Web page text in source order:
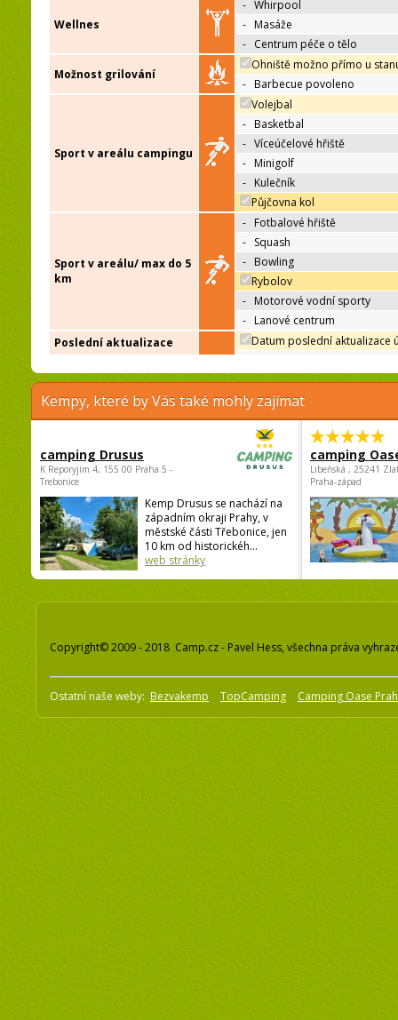
Wellnes
- Whirpool
- Masáže
- Centrum péče o tělo
Možnost grilování
Ohniště možno přímo u
- Barbecue povoleno
Sport v areálu campingu
Volejbal
- Basketbal
- Víceúčelové hřiště
- Minigolf
- Kulečník
Půjčovna kol
Sport v areálu/ max do 5
km
- Fotbalové hřiště
- Squash
- Bowling
Rybolov
- Motorové vodní sporty
- Lanové centrum
Poslední aktualizace
Datum poslední aktualizace
Kempy, které by Vás také mohly zajímat
camping Drusus
K Reporyjim 4, 155 00 Praha 5 -
Trebonice
Kemp Drusus se nachází na
západním okraji Prahy, v
městské části Třebonice, jen
10 km od historickéh...
web stránky
camping
Libeňská , 25241
Praha-západ
Copyright© 2009 - 2018 Camp.cz - Pavel Hess, všechna práva
Ostatní naše weby: Bezvakemp TopCamping Camping Oase